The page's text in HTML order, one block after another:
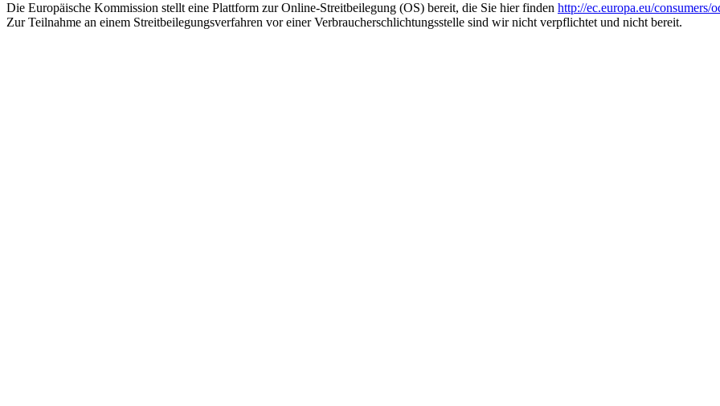
Die Europäische Kommission stellt eine Plattform zur Online-Streitbeilegung (OS) bereit, die Sie hier finden http://ec.europa.eu/consumers/
Zur Teilnahme an einem Streitbeilegungsverfahren vor einer Verbraucherschlichtungsstelle sind wir nicht verpflichtet und nicht bereit.